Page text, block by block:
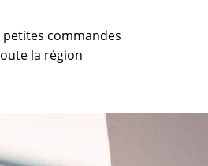
petites commandes
la région